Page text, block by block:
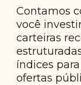
Contamos
você
carteiras
índices
ofertas